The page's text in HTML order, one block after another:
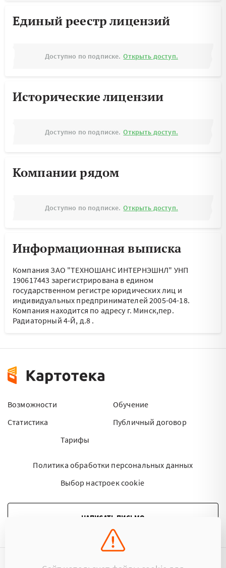
Единый реестр лицензий
Доступно по подписке. Открыть доступ.
Исторические лицензии
Доступно по подписке. Открыть доступ.
Компании рядом
Доступно по подписке. Открыть доступ.
Информационная выписка
Компания ЗАО "ТЕХНОШАНС ИНТЕРНЭШНЛ" УНП
190617443 зарегистрирована в едином
государственном регистре юридических лиц и
индивидуальных предпринимателей 2005-04-18.
Компания находится по адресу г. Минск,пер.
Радиаторный 4-Й, д.8 .
Возможности
Статистика
Тарифы
Обучение
Публичный договор
Политика обработки персональных данных
Выбор настроек cookie
НАПИСАТЬ ПИСЬМО